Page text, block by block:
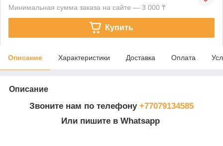
Минимальная сумма заказа на сайте — 3 000 ₸
Купить
Описание Характеристики Доставка Оплата
Описание
Звоните нам по телефону +77079134585
Или пишите в Whatsapp